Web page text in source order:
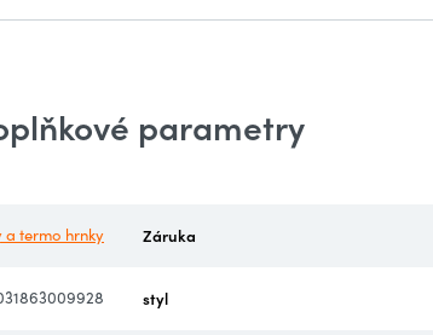
parametry
a termo hrnky Záruka
styl